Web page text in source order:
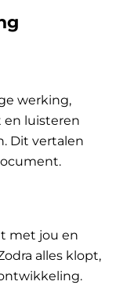
werking,
en luisteren
Dit vertalen
met jou en
alles klopt,